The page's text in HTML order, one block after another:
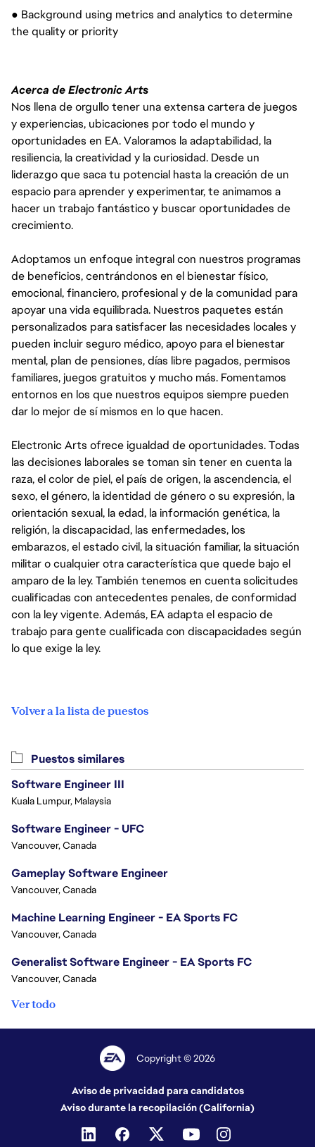
● Background using metrics and analytics to determine
the quality or priority
Acerca de Electronic Arts
Nos llena de orgullo tener una extensa cartera de juegos
y experiencias, ubicaciones por todo el mundo y
oportunidades en EA. Valoramos la adaptabilidad, la
resiliencia, la creatividad y la curiosidad. Desde un
liderazgo que saca tu potencial hasta la creación de un
espacio para aprender y experimentar, te animamos a
hacer un trabajo fantástico y buscar oportunidades de
crecimiento.
Adoptamos un enfoque integral con nuestros programas
de beneficios, centrándonos en el bienestar físico,
emocional, financiero, profesional y de la comunidad para
apoyar una vida equilibrada. Nuestros paquetes están
personalizados para satisfacer las necesidades locales y
pueden incluir seguro médico, apoyo para el bienestar
mental, plan de pensiones, días libre pagados, permisos
familiares, juegos gratuitos y mucho más. Fomentamos
entornos en los que nuestros equipos siempre pueden
dar lo mejor de sí mismos en lo que hacen.
Electronic Arts ofrece igualdad de oportunidades. Todas
las decisiones laborales se toman sin tener en cuenta la
raza, el color de piel, el país de origen, la ascendencia, el
sexo, el género, la identidad de género o su expresión, la
orientación sexual, la edad, la información genética, la
religión, la discapacidad, las enfermedades, los
embarazos, el estado civil, la situación familiar, la situación
militar o cualquier otra característica que quede bajo el
amparo de la ley. También tenemos en cuenta solicitudes
cualificadas con antecedentes penales, de conformidad
con la ley vigente. Además, EA adapta el espacio de
trabajo para gente cualificada con discapacidades según
lo que exige la ley.
Volver a la lista de puestos
Puestos similares
Software Engineer III
Kuala Lumpur, Malaysia
Software Engineer - UFC
Vancouver, Canada
Gameplay Software Engineer
Vancouver, Canada
Machine Learning Engineer - EA Sports FC
Vancouver, Canada
Generalist Software Engineer - EA Sports FC
Vancouver, Canada
Ver todo
Copyright © 2026
Aviso de privacidad para candidatos
Aviso durante la recopilación (California)